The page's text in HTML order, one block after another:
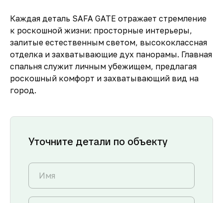
Каждая деталь SAFA GATE отражает стремление
к роскошной жизни: просторные интерьеры,
залитые естественным светом, высококлассная
отделка и захватывающие дух панорамы. Главная
спальня служит личным убежищем, предлагая
роскошный комфорт и захватывающий вид на
город.
Уточните детали по объекту